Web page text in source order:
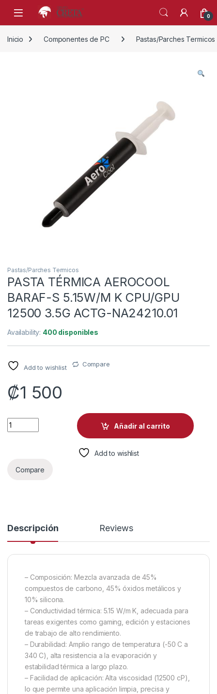
Skip to navigation
Skip to content
0
Inicio Componentes de PC Pastas/Parches Termicos
Pastas/Parches Termicos
PASTA TÉRMICA AEROCOOL
BARAF-S 5.15W/M K CPU/GPU
12500 3.5G ACTG-NA24210.01
Availability: 400 disponibles
Add to wishlist Compare
₡1 500
PASTA TÉRMICA AEROCOOL BARAF-S 5.15W/M K CPU/
Añadir al carrito
Add to wishlist
Compare
Descripción Reviews
– Composición: Mezcla avanzada de 45%
compuestos de carbono, 45% óxidos metálicos y
10% silicona.
– Conductividad térmica: 5.15 W/m K, adecuada para
tareas exigentes como gaming, edición y estaciones
de trabajo de alto rendimiento.
– Durabilidad: Amplio rango de temperatura (-50 C a
340 C), alta resistencia a la evaporación y
estabilidad térmica a largo plazo.
– Facilidad de aplicación: Alta viscosidad (12500 cP),
lo que permite una aplicación limpia, precisa y